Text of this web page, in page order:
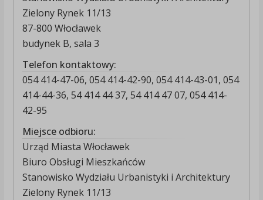
Zielony Rynek 11/13
87-800 Włocławek
budynek B, sala 3
Telefon kontaktowy:
054 414-47-06, 054 414-42-90, 054 414-43-01, 054
414-44-36, 54 414 44 37, 54 414 47 07, 054 414-
42-95
Miejsce odbioru:
Urząd Miasta Włocławek
Biuro Obsługi Mieszkańców
Stanowisko Wydziału Urbanistyki i Architektury
Zielony Rynek 11/13